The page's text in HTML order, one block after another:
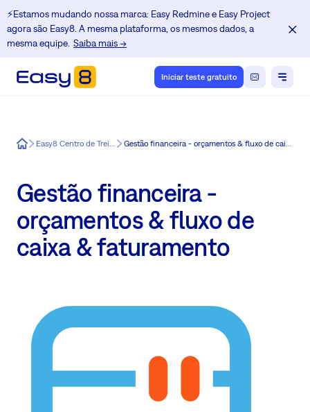
⚡️Estamos mudando nossa marca: Easy Redmine e Easy Project
agora são Easy8. A mesma plataforma, os mesmos dados, a
mesma equipe. Saiba mais →
Iniciar teste gratuito
Easy8 Easy8 Centro de Treinamento Gestão financeira - orçamentos & fluxo de caixa & faturamento
Gestão financeira -
orçamentos & fluxo de
caixa & faturamento